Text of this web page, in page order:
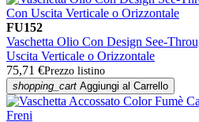
FU152
Vaschetta Olio Con Design See-
Uscita Verticale o Orizzontale
75,71 €Prezzo listino
shopping_cart Aggiungi al Carrello